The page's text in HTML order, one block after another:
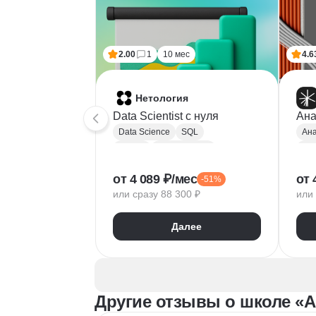
2.00 1 10 мес
Нетология
Data Scientist с нуля
Data Science
SQL
Парсинг
Keras
Машинное обучение
Нейронные сети
Pandas
от 4 089 ₽/мес -51%
или сразу 88 300 ₽
Далее
от
или
Другие отзывы о школе